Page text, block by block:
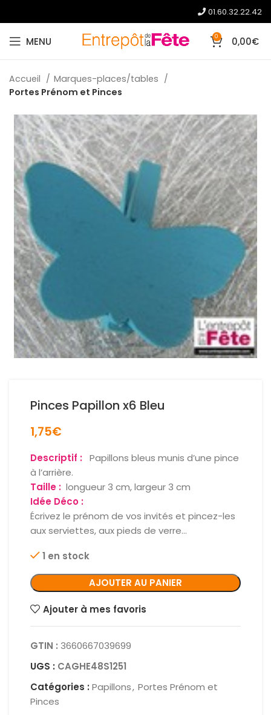
01.60.32.22.42
MENU 0 0,00€
Accueil
Marques-places/tables
Portes Prénom et Pinces
Pinces Papillon x6 Bleu
1,75€
Descriptif : Papillons bleus munis d’une pince
à l’arrière.
Taille : longueur 3 cm, largeur 3 cm
Idée Déco :
Écrivez le prénom de vos invités et pincez-les
aux serviettes, aux pieds de verre…
1 en stock
AJOUTER AU PANIER
Ajouter à mes favoris
GTIN : 3660667039699
UGS : CAGHE48S1251
Catégories : Papillons, Portes Prénom et
Pinces